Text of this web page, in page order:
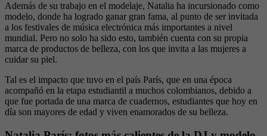
Además de su trabajo en el modelaje, Natalia ha incursionado como
modelo, donde ha logrado ganar gran fama, al punto de ser invitada
a los festivales de música electrónica más importantes a nivel
mundial. Pero no solo ha sido esto, también cuenta con su propia
marca de productos de belleza, con los que invita a las mujeres a
cuidar su piel.
Tal es el impacto que tuvo en el país París, que en una época
acompañó en la etapa estudiantil a muchos colombianos, debido a
que fue portada de una marca de cuadernos, estudiantes que hoy en
día son mayores de edad y viven enamorados de su belleza.